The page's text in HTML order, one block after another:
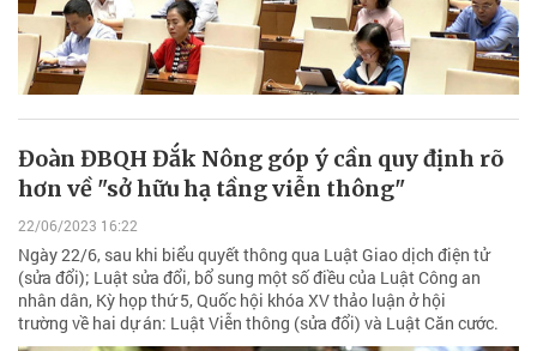
Đoàn ĐBQH Đắk Nông góp ý cần quy định rõ
hơn về "sở hữu hạ tầng viễn thông"
22/06/2023 16:22
Ngày 22/6, sau khi biểu quyết thông qua Luật Giao dịch điện tử
(sửa đổi); Luật sửa đổi, bổ sung một số điều của Luật Công an
nhân dân, Kỳ họp thứ 5, Quốc hội khóa XV thảo luận ở hội
trường về hai dự án: Luật Viễn thông (sửa đổi) và Luật Căn cước.